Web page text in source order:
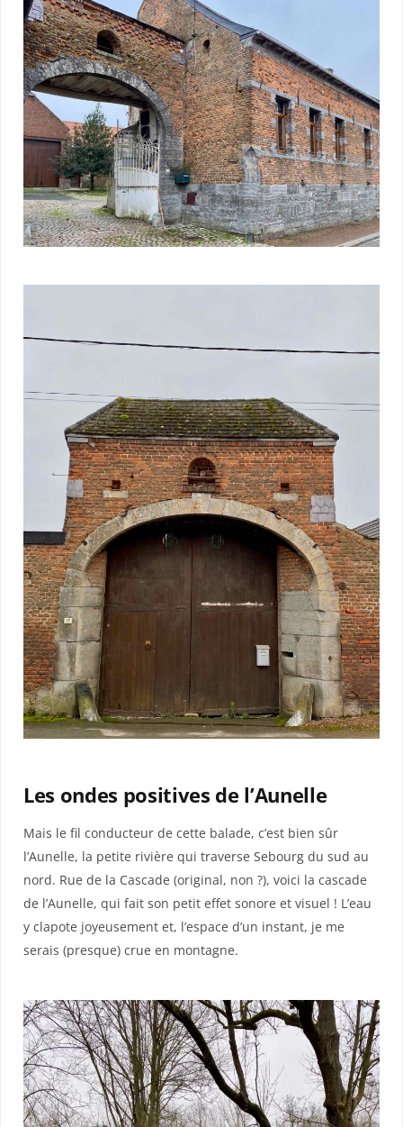
Les ondes positives de l’Aunelle
Mais le fil conducteur de cette balade, c’est bien sûr
l’Aunelle, la petite rivière qui traverse Sebourg du sud au
nord. Rue de la Cascade (original, non ?), voici la cascade
de l’Aunelle, qui fait son petit effet sonore et visuel ! L’eau
y clapote joyeusement et, l’espace d’un instant, je me
serais (presque) crue en montagne.